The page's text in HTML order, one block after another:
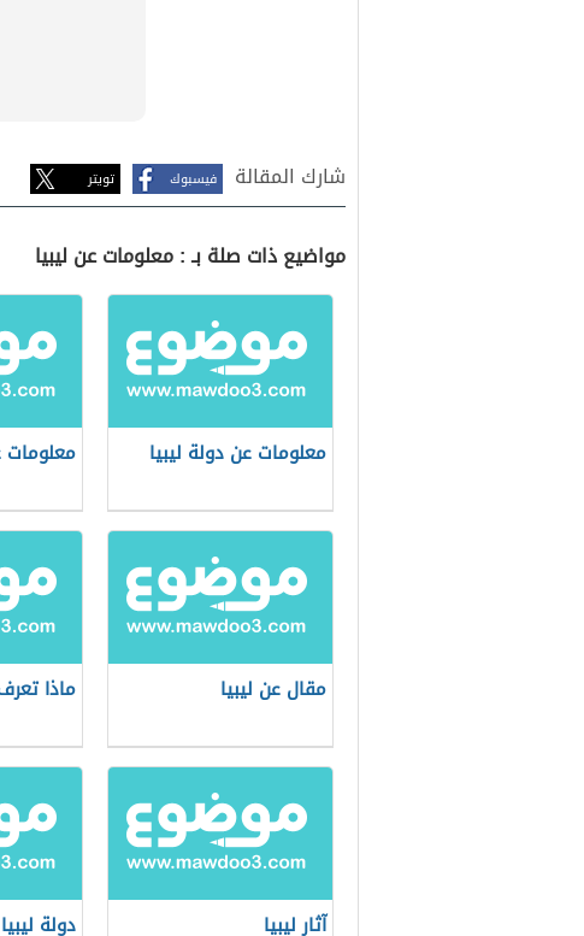
شارك المقالة فيسبوك تويتر
مواضيع ذات صلة بـ : معلومات عن ليبيا
معلومات عن دولة ليبيا معلومات
مقال عن ليبيا ماذا
آثار ليبيا دولة ليبيا